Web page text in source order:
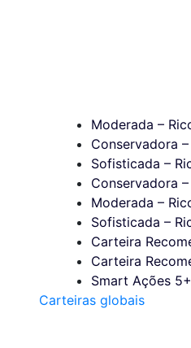
Moderada –
Conservadora
Sofisticada –
Conservadora
Moderada –
Sofisticada –
Carteira
Carteira
Smart Ações 5+
Carteiras globais